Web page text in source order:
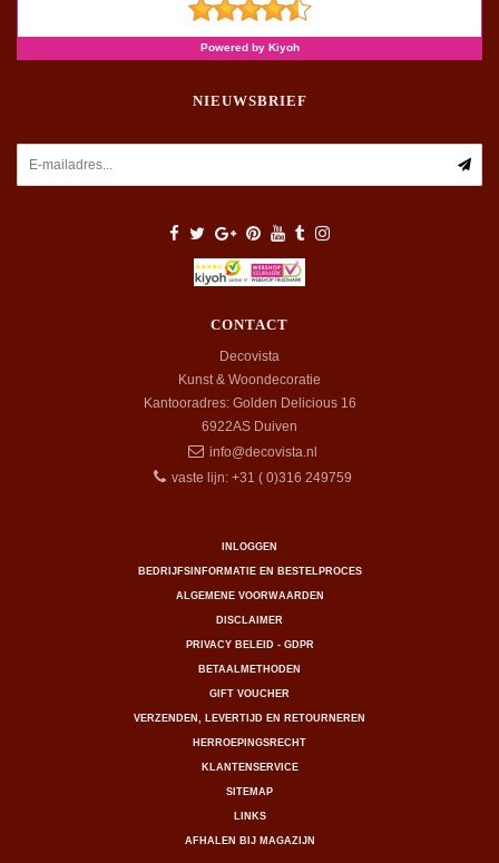
NIEUWSBRIEF
CONTACT
Decovista
Kunst & Woondecoratie
Kantooradres: Golden Delicious 16
6922AS Duiven
info@decovista.nl
vaste lijn: +31 ( 0)316 249759
INLOGGEN
BEDRIJFSINFORMATIE EN BESTELPROCES
ALGEMENE VOORWAARDEN
DISCLAIMER
PRIVACY BELEID - GDPR
BETAALMETHODEN
GIFT VOUCHER
VERZENDEN, LEVERTIJD EN RETOURNEREN
HERROEPINGSRECHT
KLANTENSERVICE
SITEMAP
LINKS
AFHALEN BIJ MAGAZIJN